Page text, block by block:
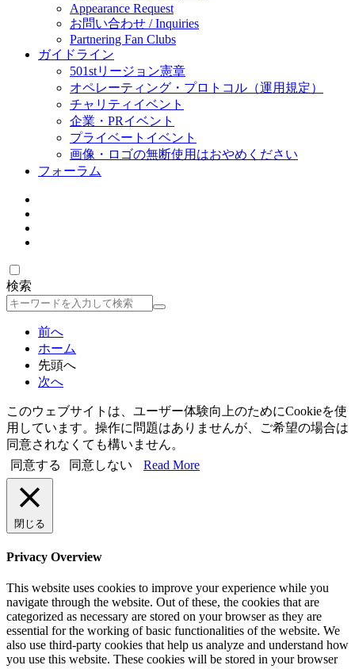
Appearance Request
お問い合わせ / Inquiries
Partnering Fan Clubs
ガイドライン
501stリージョン憲章
オペレーティング・プロトコル（運用規定）
チャリティイベント
企業・PRイベント
プライベートイベント
画像・ロゴの無断使用はおやめください
フォーラム
検索
検
前へ
ホーム
先頭へ
次へ
このウェブサイトは、ユーザー体験向上のためにCookieを使
用しています。操作に問題はありませんが、ご希望の場合は
同意されなくても構いません。
同意する
同意しない Read More
閉じる
Privacy Overview
This website uses cookies to improve your experience while you
navigate through the website. Out of these, the cookies that are
categorized as necessary are stored on your browser as they are
essential for the working of basic functionalities of the website. We
also use third-party cookies that help us analyze and understand how
you use this website. These cookies will be stored in your browser